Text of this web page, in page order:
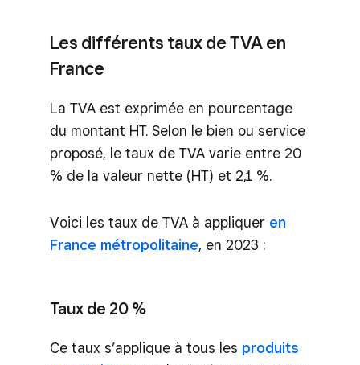
Les différents taux de TVA en
France
La TVA est exprimée en pourcentage
du montant HT. Selon le bien ou service
proposé, le taux de TVA varie entre 20
% de la valeur nette (HT) et 2,1 %.
Voici les taux de TVA à appliquer en
France métropolitaine, en 2023 :
Taux de 20 %
Ce taux s’applique à tous les produits